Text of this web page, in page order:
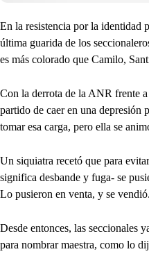
En la resistencia por la identidad
última guarida de los
es más colorado que Camilo,
Con la derrota de la ANR frente
partido de caer en una depresión
tomar esa carga, pero ella se
Un siquiatra recetó que para
significa desbande y fuga- se
Lo pusieron en venta, y se vendió.
Desde entonces, las seccionales
para nombrar maestra, como lo